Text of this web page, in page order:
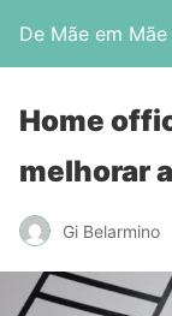
De Mãe em Mãe
Home
melhorar
Gi Belarmino